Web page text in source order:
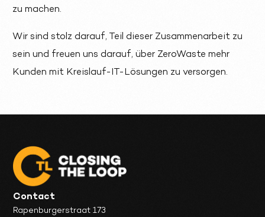
zu machen.
Wir sind stolz darauf, Teil dieser Zusammenarbeit zu
sein und freuen uns darauf, über ZeroWaste mehr
Kunden mit Kreislauf-IT-Lösungen zu versorgen.
Contact
Rapenburgerstraat 173